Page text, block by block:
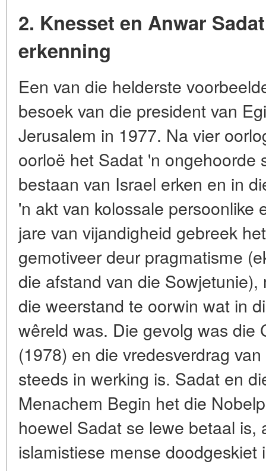
2. Knesset en Anwar
erkenning
Een van die helderste
besoek van die president van
Jerusalem in 1977. Na vier
oorloë het Sadat 'n ongehoorde
bestaan van Israel erken en in
'n akt van kolossale persoonlike
jare van vijandigheid gebreek
gemotiveer deur pragmatisme
die afstand van die
die weerstand te oorwin wat in
wêreld was. Die gevolg was die
(1978) en die vredesverdrag
steeds in werking is. Sadat en
Menachem Begin het die
hoewel Sadat se lewe betaal is,
islamistiese mense doodgeskiet